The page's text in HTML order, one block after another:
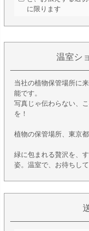
に限ります
温室シ
当社の植物保管場所に
能です。
写真じゃ伝わらない、
を！
植物の保管場所、東京
緑に包まれる贅沢を、
姿。温室で、お待ちして